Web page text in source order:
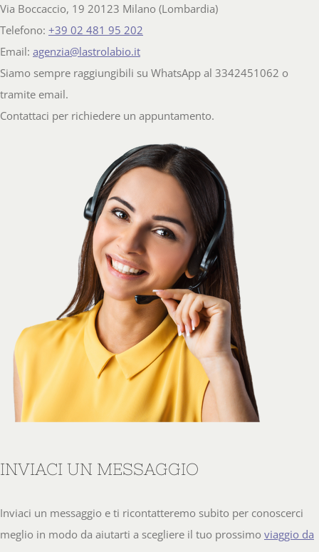
Via Boccaccio, 19 20123 Milano (Lombardia)
Telefono: +39 02 481 95 202
Email: agenzia@lastrolabio.it
Siamo sempre raggiungibili su WhatsApp al 3342451062 o
tramite email.
Contattaci per richiedere un appuntamento.
INVIACI UN MESSAGGIO
Inviaci un messaggio e ti ricontatteremo subito per conoscerci
meglio in modo da aiutarti a scegliere il tuo prossimo viaggio da